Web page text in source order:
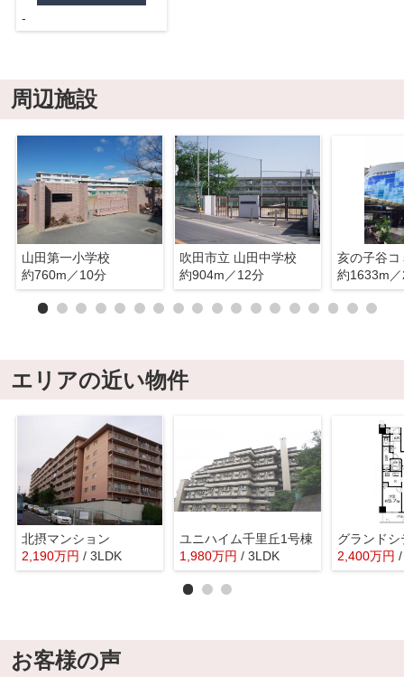
-
周辺施設
山田第一小学校
約760m／10分
吹田市立 山田中学校
約904m／12分
約1633m
エリアの近い物件
北摂マンション
2,190万円 / 3LDK
ユニハイム千里丘1号棟
1,980万円 / 3LDK 2,400万円
お客様の声